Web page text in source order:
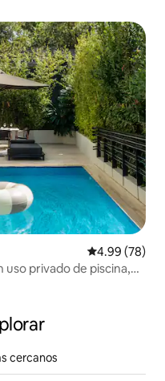
Calificación
4.99 (78)
uso privado de piscina,
cercanos